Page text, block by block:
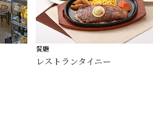
餐廳
レストランタイニー